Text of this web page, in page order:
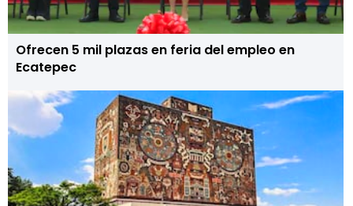
Ofrecen 5 mil plazas en feria del empleo en
Ecatepec